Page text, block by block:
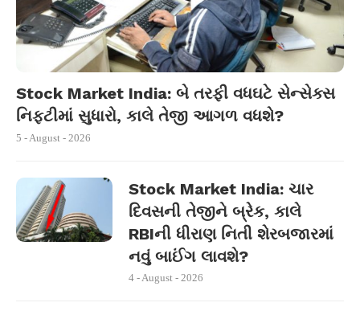
Stock Market India: બે તરફી વધઘટે સેન્સેક્સ
નિફ્ટીમાં સુધારો, કાલે તેજી આગળ વધશે?
5 - August - 2026
Stock Market India: ચાર
દિવસની તેજીને બ્રેક, કાલે
RBIની ધીરાણ નિતી શેરબજારમાં
નવું બાઈંગ લાવશે?
4 - August - 2026